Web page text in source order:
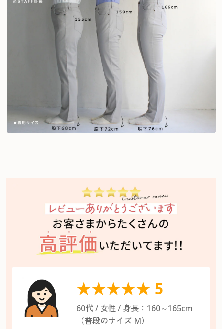
★★★★★ 5
60代 / 女性 / 身長：160～165cm
（普段のサイズ M）